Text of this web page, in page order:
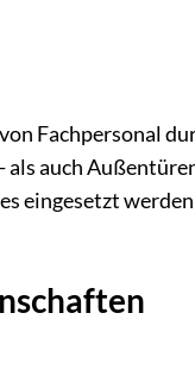
Fachpersonal
als auch
eingesetzt